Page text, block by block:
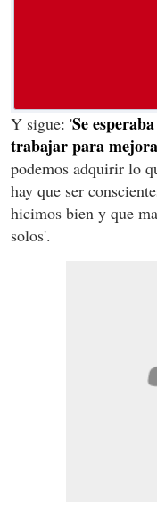
Y sigue: 'Se
trabajar para
podemos adquirir lo
hay que ser
hicimos bien y que
solos'.